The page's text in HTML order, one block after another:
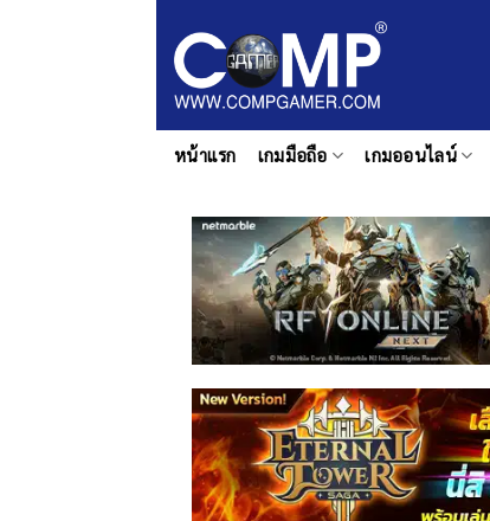
เนื้อหา
หน้าแรก เกมมือถือ เกมออนไลน์